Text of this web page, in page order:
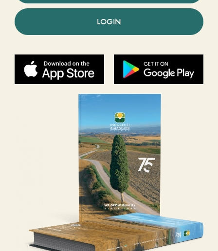
LOGIN